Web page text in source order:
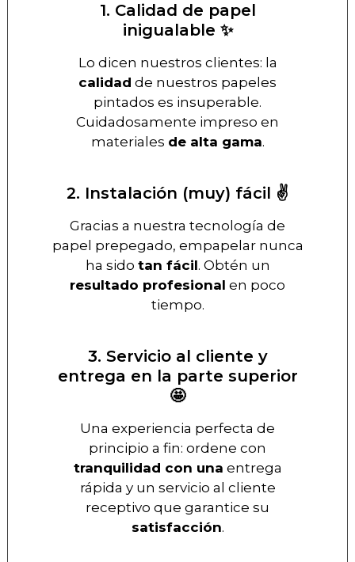
1. Calidad de papel
inigualable ✨
Lo dicen nuestros clientes: la
calidad de nuestros papeles
pintados es insuperable.
Cuidadosamente impreso en
materiales de alta gama.
2. Instalación (muy) fácil ✌️
Gracias a nuestra tecnología de
papel prepegado, empapelar nunca
ha sido tan fácil. Obtén un
resultado profesional en poco
tiempo.
3. Servicio al cliente y
entrega en la parte superior
🤩
Una experiencia perfecta de
principio a fin: ordene con
tranquilidad con una entrega
rápida y un servicio al cliente
receptivo que garantice su
satisfacción.